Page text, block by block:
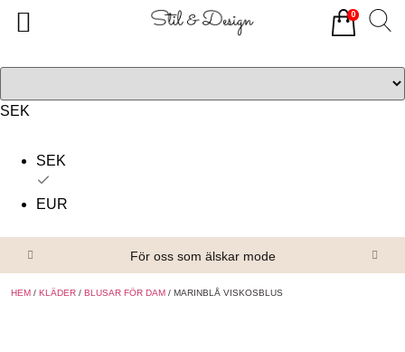
SEK
SEK
EUR
För oss som älskar mode
HEM / KLÄDER / BLUSAR FÖR DAM / MARINBLÅ VISKOSBLUS
0
Alla produkter
Om oss